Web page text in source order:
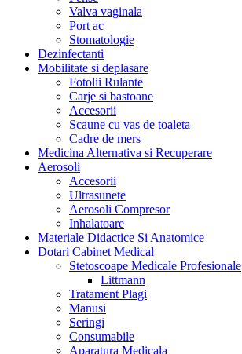
Valva vaginala
Port ac
Stomatologie
Dezinfectanti
Mobilitate si deplasare
Fotolii Rulante
Carje si bastoane
Accesorii
Scaune cu vas de toaleta
Cadre de mers
Medicina Alternativa si Recuperare
Aerosoli
Accesorii
Ultrasunete
Aerosoli Compresor
Inhalatoare
Materiale Didactice Si Anatomice
Dotari Cabinet Medical
Stetoscoape Medicale Profesionale
Littmann
Tratament Plagi
Manusi
Seringi
Consumabile
Aparatura Medicala